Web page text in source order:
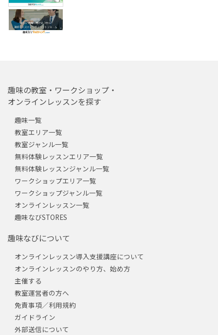
趣味の教室・ワークショップ・
オンラインレッスンを探す
趣味一覧
教室エリア一覧
教室ジャンル一覧
無料体験レッスンエリア一覧
無料体験レッスンジャンル一覧
ワークショップエリア一覧
ワークショップジャンル一覧
オンラインレッスン一覧
趣味なびSTORES
趣味なびについて
オンラインレッスン導入支援講座について
オンラインレッスンのやり方、始め方
主催する
教室運営者の方へ
免責事項／利用規約
ガイドライン
外部送信について